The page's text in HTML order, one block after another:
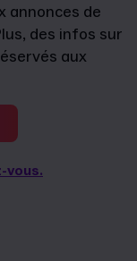
annonces de
des infos sur
aux
vous.